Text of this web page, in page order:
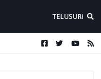
TELUSURI